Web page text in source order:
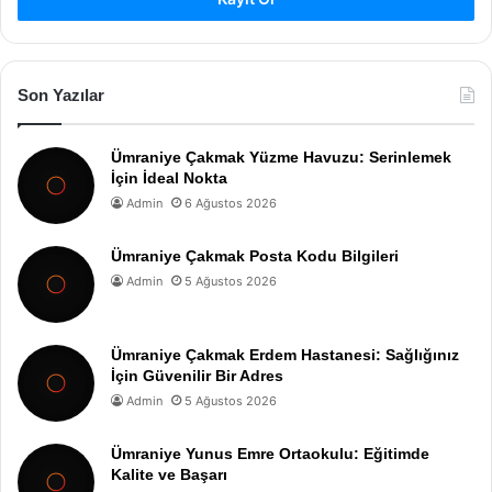
Son Yazılar
Ümraniye Çakmak Yüzme Havuzu: Serinlemek
İçin İdeal Nokta
Admin 6 Ağustos 2026
Ümraniye Çakmak Posta Kodu Bilgileri
Admin 5 Ağustos 2026
Ümraniye Çakmak Erdem Hastanesi: Sağlığınız
İçin Güvenilir Bir Adres
Admin 5 Ağustos 2026
Ümraniye Yunus Emre Ortaokulu: Eğitimde
Kalite ve Başarı